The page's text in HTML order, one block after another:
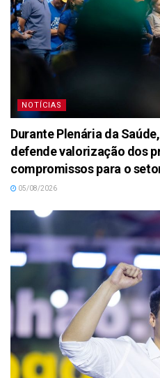
NOTÍCIAS
Durante Plenária da
defende valorização dos
compromissos para o
05/08/2026